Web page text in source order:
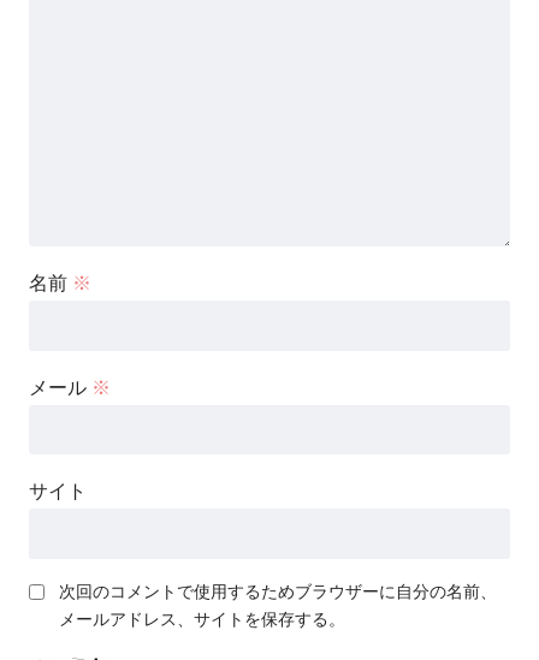
名前 ※
メール ※
サイト
次回のコメントで使用するためブラウザーに自分の名前、
メールアドレス、サイトを保存する。